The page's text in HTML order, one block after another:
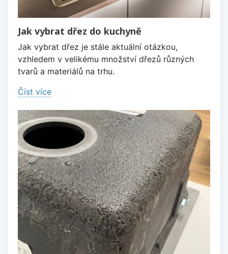
Jak vybrat dřez do kuchyně
Jak vybrat dřez je stále aktuální otázkou,
vzhledem v velikému množství dřezů různých
tvarů a materiálů na trhu.
Číst více